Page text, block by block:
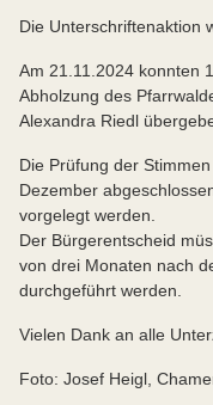
Die Unterschriftenaktion
Am 21.11.2024 konnten
Abholzung des
Alexandra Riedl
Die Prüfung der
Dezember
vorgelegt werden.
Der Bürgerentscheid
von drei Monaten nach
durchgeführt werden.
Vielen Dank an alle
Foto: Josef Heigl,